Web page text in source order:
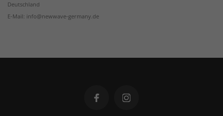
Deutschland
E-Mail: info@newwave-germany.de